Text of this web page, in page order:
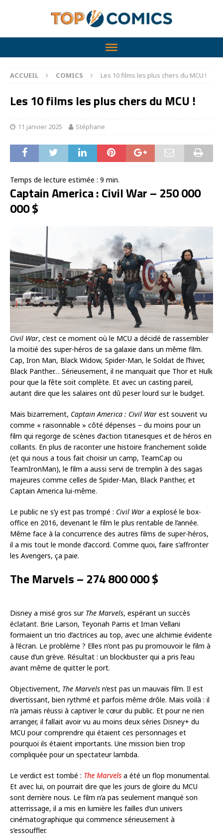
ACCUEIL COMICS Les 10 films les plus chers du MCU !
Les 10 films les plus chers du MCU !
11 janvier 2025 Stéphane
Temps de lecture estimée : 9 min.
Captain America : Civil War – 250 000
000 $
Civil War, c’est ce moment où le MCU a décidé de rassembler
la moitié des super-héros de sa galaxie dans un même film.
Cap, Iron Man, Black Widow, Spider-Man, le Soldat de l’hiver,
Black Panther… Sérieusement, il ne manquait que Thor et Hulk
pour que la fête soit complète. Et avec un casting pareil,
autant dire que les salaires ont dû peser lourd sur le budget.
Mais bizarrement, Captain America : Civil War est souvent vu
comme « raisonnable » côté dépenses – du moins pour un
film qui regorge de scènes d’action titanesques et de héros en
collants. En plus de raconter une histoire franchement solide
(et qui nous a tous fait choisir un camp, TeamCap ou
TeamIronMan), le film a aussi servi de tremplin à des sagas
majeures comme celles de Spider-Man, Black Panther, et
Captain America lui-même.
Le public ne s’y est pas trompé : Civil War a explosé le box-
office en 2016, devenant le film le plus rentable de l’année.
Même face à la concurrence des autres films de super-héros,
il a mis tout le monde d’accord. Comme quoi, faire s’affronter
les Avengers, ça paie.
The Marvels – 274 800 000 $
Disney a misé gros sur The Marvels, espérant un succès
éclatant. Brie Larson, Teyonah Parris et Iman Vellani
formaient un trio d’actrices au top, avec une alchimie évidente
à l’écran. Le problème ? Elles n’ont pas pu promouvoir le film à
cause d’un grève. Résultat : un blockbuster qui a pris l’eau
avant même de quitter le port.
Objectivement, The Marvels n’est pas un mauvais film. Il est
divertissant, bien rythmé et parfois même drôle. Mais voilà : il
n’a jamais réussi à captiver le cœur du public. Et pour ne rien
arranger, il fallait avoir vu au moins deux séries Disney+ du
MCU pour comprendre qui étaient ces personnages et
pourquoi ils étaient importants. Une mission bien trop
compliquée pour un spectateur lambda.
Le verdict est tombé : The Marvelsa été un flop monumental.
Et avec lui, on pourrait dire que les jours de gloire du MCU
sont derrière nous. Le film n’a pas seulement manqué son
atterrissage, il a mis en lumière les failles d’un univers
cinématographique qui commence sérieusement à
s’essouffler.